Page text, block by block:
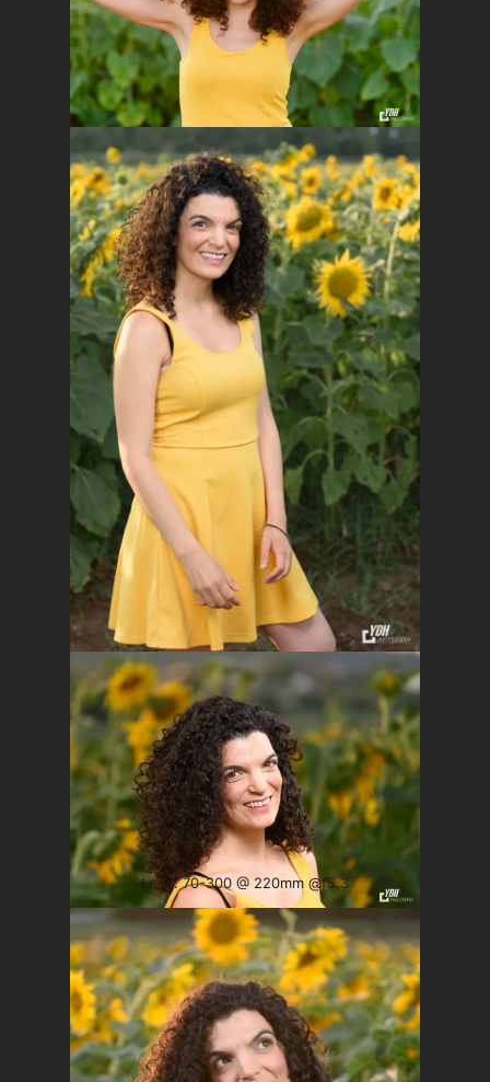
Lens: 70-300 @ 220mm @f5.3